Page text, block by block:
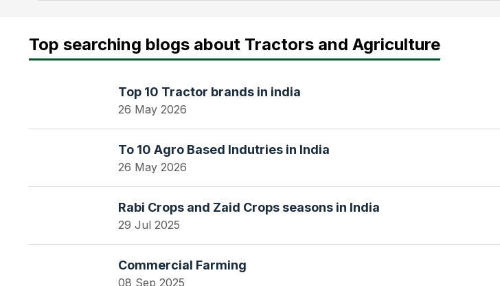
Top searching blogs about Tractors and Agriculture
Top 10 Tractor brands in india
26 May 2026
To 10 Agro Based Indutries in India
26 May 2026
Rabi Crops and Zaid Crops seasons in India
29 Jul 2025
Commercial Farming
08 Sep 2025